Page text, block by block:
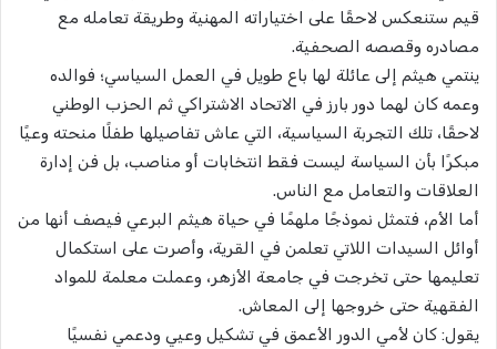
قيم ستنعكس لاحقًا على اختياراته المهنية وطريقة تعامله مع
مصادره وقصصه الصحفية.
ينتمي هيثم إلى عائلة لها باع طويل في العمل السياسي؛ فوالده
وعمه كان لهما دور بارز في الاتحاد الاشتراكي ثم الحزب الوطني
لاحقًا، تلك التجربة السياسية، التي عاش تفاصيلها طفلًا منحته وعيًا
مبكرًا بأن السياسة ليست فقط انتخابات أو مناصب، بل فن إدارة
العلاقات والتعامل مع الناس.
أما الأم، فتمثل نموذجًا ملهمًا في حياة هيثم البرعي فيصف أنها من
أوائل السيدات اللاتي تعلمن في القرية، وأصرت على استكمال
تعليمها حتى تخرجت في جامعة الأزهر، وعملت معلمة للمواد
الفقهية حتى خروجها إلى المعاش.
يقول: كان لأمي الدور الأعمق في تشكيل وعيي ودعمي نفسيًا